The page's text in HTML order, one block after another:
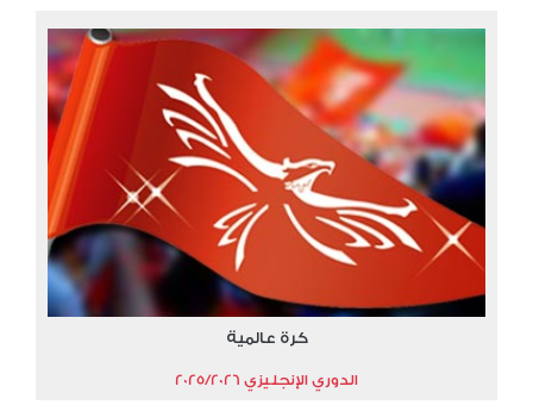
كرة عالمية
الدوري الإنجليزي 2025/2026